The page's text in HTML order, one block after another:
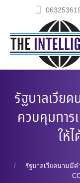
รัฐบาลเวีย
ควบคุมการ
ให้
รัฐบาลเวียดนามมี